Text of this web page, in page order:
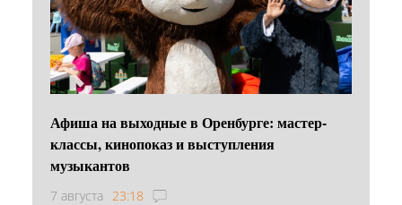
Афиша на выходные в Оренбурге: мастер-
классы, кинопоказ и выступления
музыкантов
7 августа 23:18